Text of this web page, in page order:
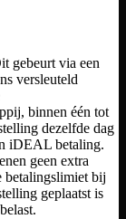
gebeurt via een
versleuteld
binnen één tot
dezelfde dag
iDEAL betaling.
geen extra
betalingslimiet bij
geplaatst is